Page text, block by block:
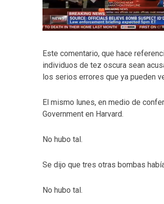
Este comentario, que hace
individuos de tez oscura sean
los serios errores que ya pueden
El mismo lunes, en medio de
Government en Harvard.
No hubo tal.
Se dijo que tres otras bombas
No hubo tal.